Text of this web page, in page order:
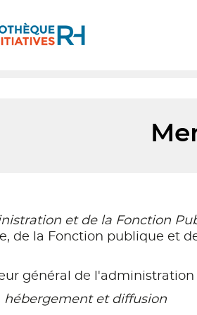
et de la Fonction
de la Fonction publique et
général de
hébergement et diffusion